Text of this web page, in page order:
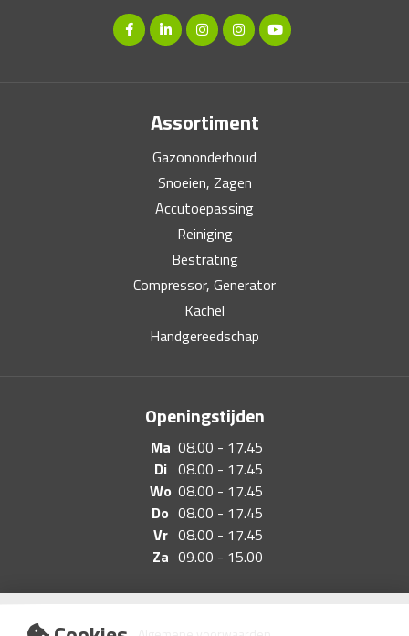
Assortiment
Gazononderhoud
Snoeien, Zagen
Accutoepassing
Reiniging
Bestrating
Compressor, Generator
Kachel
Handgereedschap
Openingstijden
Ma 08.00 - 17.45
Di 08.00 - 17.45
Wo 08.00 - 17.45
Do 08.00 - 17.45
Vr 08.00 - 17.45
Za 09.00 - 15.00